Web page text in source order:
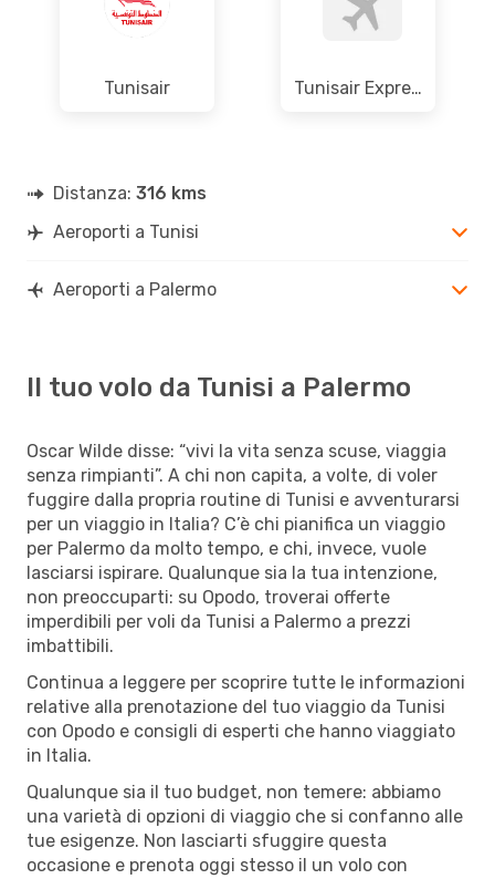
Tunisair Tunisair Express
Distanza: 316 kms
Aeroporti a Tunisi
Aeroporti a Palermo
Il tuo volo da Tunisi a Palermo
Oscar Wilde disse: “vivi la vita senza scuse, viaggia
senza rimpianti”. A chi non capita, a volte, di voler
fuggire dalla propria routine di Tunisi e avventurarsi
per un viaggio in Italia? C’è chi pianifica un viaggio
per Palermo da molto tempo, e chi, invece, vuole
lasciarsi ispirare. Qualunque sia la tua intenzione,
non preoccuparti: su Opodo, troverai offerte
imperdibili per voli da Tunisi a Palermo a prezzi
imbattibili.
Continua a leggere per scoprire tutte le informazioni
relative alla prenotazione del tuo viaggio da Tunisi
con Opodo e consigli di esperti che hanno viaggiato
in Italia.
Qualunque sia il tuo budget, non temere: abbiamo
una varietà di opzioni di viaggio che si confanno alle
tue esigenze. Non lasciarti sfuggire questa
occasione e prenota oggi stesso il un volo con